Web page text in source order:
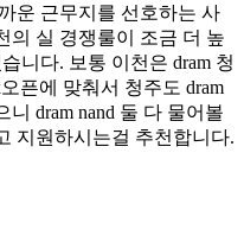
운 근무지를 선호하는 사
의 실 경쟁룰이 조금 더 높
니다. 보통 이천은 dram 청
픈에 맞춰서 청주도 dram
dram nand 둘 다 물어볼
지원하시는걸 추천합니다.